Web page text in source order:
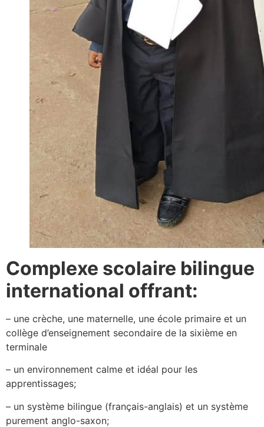
Complexe scolaire bilingue
international offrant:
– une crèche, une maternelle, une école primaire et un
collège d’enseignement secondaire de la sixième en
terminale
– un environnement calme et idéal pour les
apprentissages;
– un système bilingue (français-anglais) et un système
purement anglo-saxon;